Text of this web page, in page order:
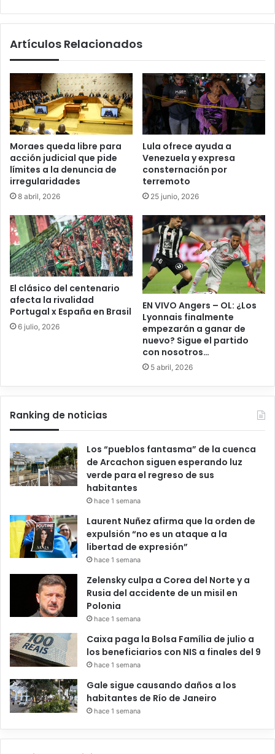
Artículos Relacionados
Moraes queda libre para
acción judicial que pide
límites a la denuncia de
irregularidades
8 abril, 2026
Lula ofrece ayuda a
Venezuela y expresa
consternación por
terremoto
25 junio, 2026
El clásico del centenario
afecta la rivalidad
Portugal x España en Brasil
6 julio, 2026
EN VIVO Angers – OL: ¿Los
Lyonnais finalmente
empezarán a ganar de
nuevo? Sigue el partido
con nosotros…
5 abril, 2026
Ranking de noticias
Los “pueblos fantasma” de la cuenca
de Arcachon siguen esperando luz
verde para el regreso de sus
habitantes
hace 1 semana
Laurent Nuñez afirma que la orden de
expulsión “no es un ataque a la
libertad de expresión”
hace 1 semana
Zelensky culpa a Corea del Norte y a
Rusia del accidente de un misil en
Polonia
hace 1 semana
Caixa paga la Bolsa Família de julio a
los beneficiarios con NIS a finales del 9
hace 1 semana
Gale sigue causando daños a los
habitantes de Río de Janeiro
hace 1 semana